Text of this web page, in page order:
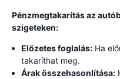
Pénzmegtakarítás az
szigeteken:
Előzetes foglalás: Ha
takaríthat meg.
Árak összehasonlítása: